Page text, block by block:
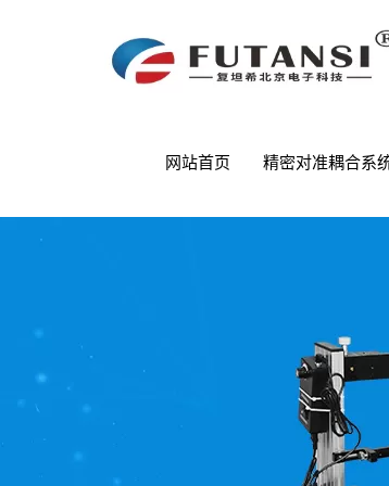
网站首页 精密对准耦合系